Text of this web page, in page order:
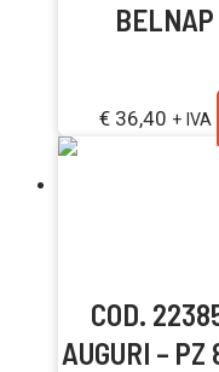
€36,40 + IVA
COD.
AUGURI – PZ